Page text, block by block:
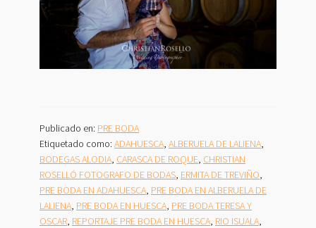
Publicado en: PRE BODA
Etiquetado como: ADAHUESCA, ALBERUELA DE LALIENA,
BODEGAS ALODIA, CARASCA DE ROQUE, CHRISTIAN
ROSELLÓ FOTOGRAFO DE BODAS, ERMITA DE TREVIÑO,
PRE BODA EN ADAHUESCA, PRE BODA EN ALBERUELA DE
LALIENA, PRE BODA EN HUESCA, PRE BODA TERESA Y
OSCAR, REPORTAJE PRE BODA EN HUESCA, RIO ISUALA,